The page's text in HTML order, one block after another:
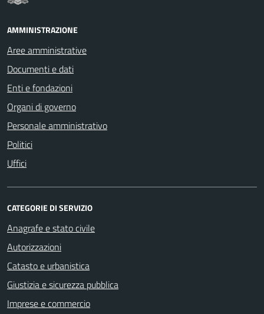
AMMINISTRAZIONE
Aree amministrative
Documenti e dati
Enti e fondazioni
Organi di governo
Personale amministrativo
Politici
Uffici
CATEGORIE DI SERVIZIO
Anagrafe e stato civile
Autorizzazioni
Catasto e urbanistica
Giustizia e sicurezza pubblica
Imprese e commercio